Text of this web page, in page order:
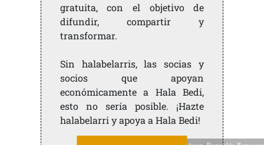
gratuita, con el objetivo de
difundir, compartir y
transformar.
Sin halabelarris, las socias y
socios que apoyan
económicamente a Hala Bedi,
esto no sería posible. ¡Hazte
halabelarri y apoya a Hala Bedi!